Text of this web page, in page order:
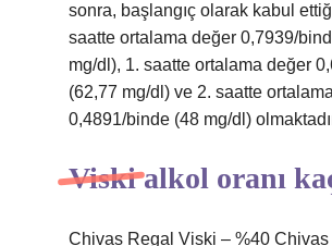
sonra, başlangıç ​​olarak kabul
saatte ortalama değer 0,7939/
mg/dl), 1. saatte ortalama değer
(62,77 mg/dl) ve 2. saatte
0,4891/binde (48 mg/dl)
Viski alkol oranı
Chivas Regal Viski – %40 Chivas